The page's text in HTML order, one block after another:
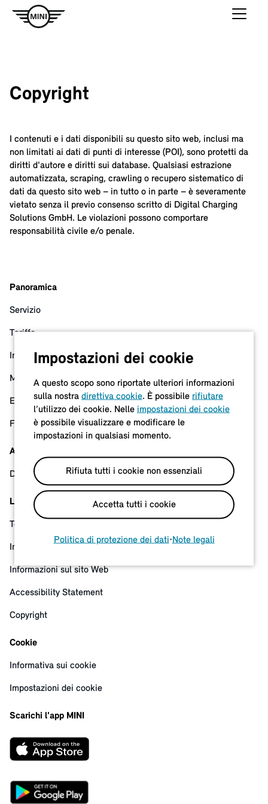
Copyright
I contenuti e i dati disponibili su questo sito web, inclusi ma
non limitati ai dati di punti di interesse (POI), sono protetti da
diritti d'autore e diritti sui database. Qualsiasi estrazione
automatizzata, scraping, crawling o recupero sistematico di
dati da questo sito web – in tutto o in parte – è severamente
vietato senza il previo consenso scritto di Digital Charging
Solutions GmbH. Le violazioni possono comportare
responsabilità civile e/o penale.
Panoramica
Servizio
Tariffe
In evidenza
Mappa
Energia ecologica
Flotta
Assistenza
Domande frequenti e assistenza
Legale
Termini e condizioni
Informativa sulla privacy
Informazioni sul sito Web
Accessibility Statement
Copyright
Cookie
Informativa sui cookie
Impostazioni dei cookie
Scarichi l'app MINI
Impostazioni dei cookie
A questo scopo sono riportate ulteriori informazioni
sulla nostra direttiva cookie. È possibile rifiutare
l’utilizzo dei cookie. Nelle impostazioni dei cookie
è possibile visualizzare e modificare le
impostazioni in qualsiasi momento.
Rifiuta tutti i cookie non essenziali
Accetta tutti i cookie
Politica di protezione dei dati•Note legali